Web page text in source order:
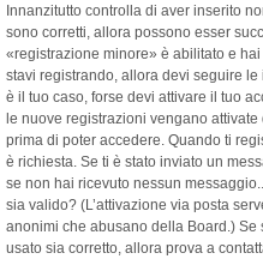
Innanzitutto controlla di aver inserito
sono corretti, allora possono esser
«registrazione minore» è abilitato e hai
stavi registrando, allora devi seguire
è il tuo caso, forse devi attivare il tuo
le nuove registrazioni vengano
prima di poter accedere. Quando ti
è richiesta. Se ti è stato inviato un
se non hai ricevuto nessun
sia valido? (L’attivazione via posta
anonimi che abusano della Board.) Se
usato sia corretto, allora prova a